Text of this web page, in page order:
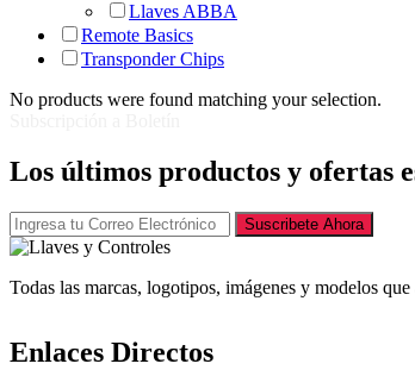
Llaves ABBA
Remote Basics
Transponder Chips
No products were found matching your selection.
Los últimos productos y ofertas
Suscribete Ahora
Todas las marcas, logotipos, imágenes y modelos
Enlaces Directos